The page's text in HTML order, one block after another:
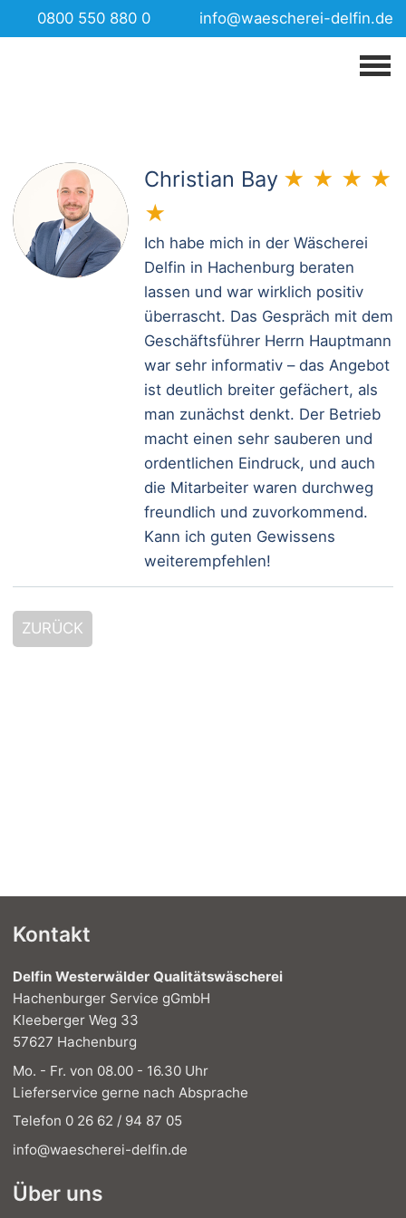
0800 550 880 0 info@waescherei-delfin.de
Maschinenpark
Christian Bay ★ ★ ★ ★
★
Ich habe mich in der Wäscherei
Delfin in Hachenburg beraten
lassen und war wirklich positiv
überrascht. Das Gespräch mit dem
Geschäftsführer Herrn Hauptmann
war sehr informativ – das Angebot
ist deutlich breiter gefächert, als
man zunächst denkt. Der Betrieb
macht einen sehr sauberen und
ordentlichen Eindruck, und auch
die Mitarbeiter waren durchweg
freundlich und zuvorkommend.
Kann ich guten Gewissens
weiterempfehlen!
ZURÜCK
Kontakt
Delfin Westerwälder Qualitätswäscherei
Hachenburger Service gGmbH
Kleeberger Weg 33
57627 Hachenburg
Mo. - Fr. von 08.00 - 16.30 Uhr
Lieferservice gerne nach Absprache
Telefon 0 26 62 / 94 87 05
info@waescherei-delfin.de
Über uns